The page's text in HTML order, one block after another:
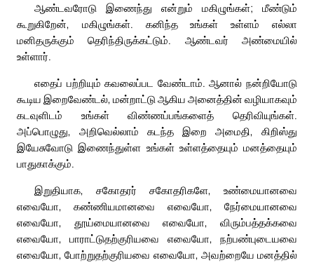
ஆண்டவரோடு இணைந்து என்றும் மகிழுங்கள்; மீண்டும்
கூறுகிறேன், மகிழுங்கள். கனிந்த உங்கள் உள்ளம் எல்லா
மனிதருக்கும் தெரிந்திருக்கட்டும். ஆண்டவர் அண்மையில்
உள்ளார்.
எதைப் பற்றியும் கவலைப்பட வேண்டாம். ஆனால் நன்றியோடு
கூடிய இறைவேண்டல், மன்றாட்டு ஆகிய அனைத்தின் வழியாகவும்
கடவுளிடம் உங்கள் விண்ணப்பங்களைத் தெரிவியுங்கள்.
அப்பொழுது, அறிவெல்லாம் கடந்த இறை அமைதி, கிறிஸ்து
இயேசுவோடு இணைந்துள்ள உங்கள் உள்ளத்தையும் மனத்தையும்
பாதுகாக்கும்.
இறுதியாக, சகோதரர் சகோதரிகளே, உண்மையானவை
எவையோ, கண்ணியமானவை எவையோ, நேர்மையானவை
எவையோ, தூய்மையானவை எவையோ, விரும்பத்தக்கவை
எவையோ, பாராட்டுதற்குரியவை எவையோ, நற்பண்புடையவை
எவையோ, போற்றுதற்குரியவை எவையோ, அவற்றையே மனத்தில்